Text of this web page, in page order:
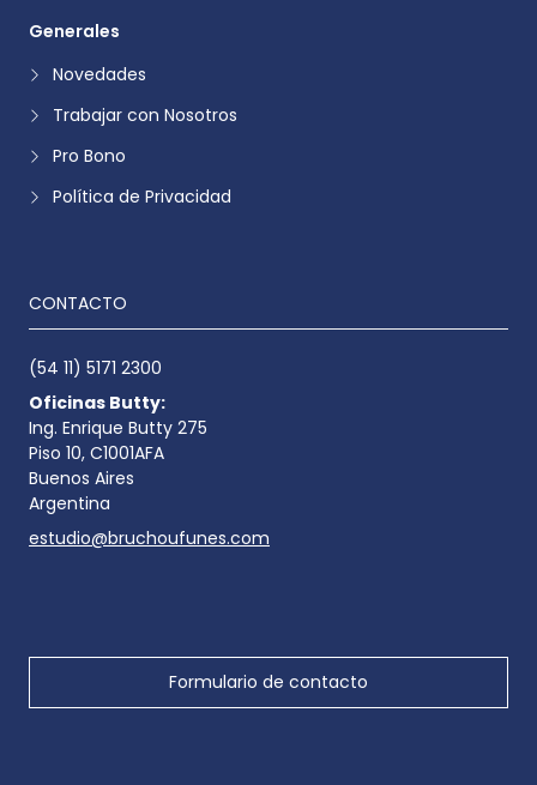
Generales
Novedades
Trabajar con Nosotros
Pro Bono
Política de Privacidad
CONTACTO
(54 11) 5171 2300
Oficinas Butty:
Ing. Enrique Butty 275
Piso 10, C1001AFA
Buenos Aires
Argentina
estudio@bruchoufunes.com
Formulario de contacto